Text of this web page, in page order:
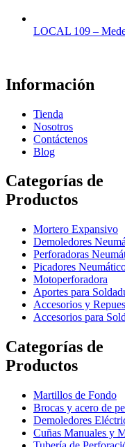
LOCAL 109 –
Información
Tienda
Nosotros
Contáctenos
Blog
Categorías de
Productos
Mortero Expansivo
Demoledores
Perforadoras
Picadores
Motoperforadora
Aportes para
Accesorios y
Accesorios para
Categorías de
Productos
Martillos de Fondo
Brocas y acero de
Demoledores
Cuñas Manuales y